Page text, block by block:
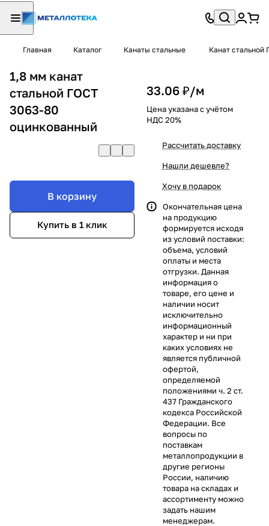
Главная Каталог Канаты стальные Канат стальной
1,8 мм канат
стальной ГОСТ
3063-80
оцинкованный
В корзину
Купить в 1 клик
33.06 ₽/м
Цена указана с учётом
НДС 20%
Рассчитать доставку
Нашли дешевле?
Хочу в подарок
Окончательная цена
на продукцию
формируется исходя
из условий поставки:
объема, условий
оплаты и места
отгрузки. Данная
информация о
товаре, его цене и
наличии носит
исключительно
информационный
характер и ни при
каких условиях не
является публичной
офертой,
определяемой
положениями ч. 2 ст.
437 Гражданского
кодекса Российской
Федерации. Все
вопросы по
поставкам
металлопродукции в
другие регионы
России, наличию
товара на складах и
ассортименту можно
задать нашим
менеджерам.